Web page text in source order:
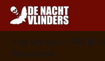
Volg ons op: 📣 RSS 📰
Nieuwsbrief